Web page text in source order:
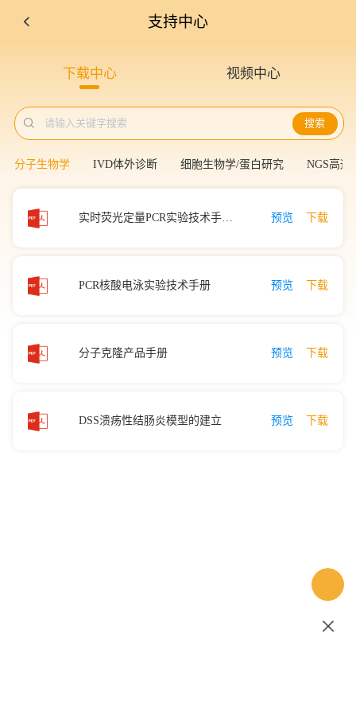
支持中心
下载中心 视频中心
 请输入关键字搜索 搜索
分子生物学 IVD体外诊断 细胞生物学/蛋白研究 NGS高通
实时荧光定量PCR实验技术手册(反转定量) 预览 下载
PCR核酸电泳实验技术手册 预览 下载
分子克隆产品手册 预览 下载
DSS溃疡性结肠炎模型的建立 预览 下载